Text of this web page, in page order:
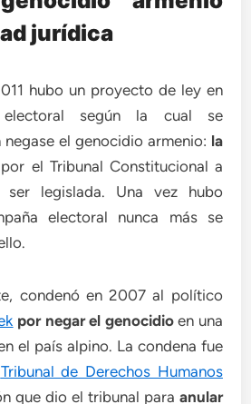
jurídica
hubo un proyecto de ley en
electoral según la cual se
negase el genocidio armenio: la
por el Tribunal Constitucional a
ser legislada. Una vez hubo
electoral nunca más se
condenó en 2007 al político
por negar el genocidioen una
el país alpino. La condena fue
Tribunal de Derechos Humanos
que dio el tribunal para anular